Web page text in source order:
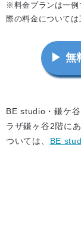
※料金プランは一例
際の料金については
▶ 無
BE studio・鎌ケ
ラザ鎌ヶ谷2階に
ついては、 BE